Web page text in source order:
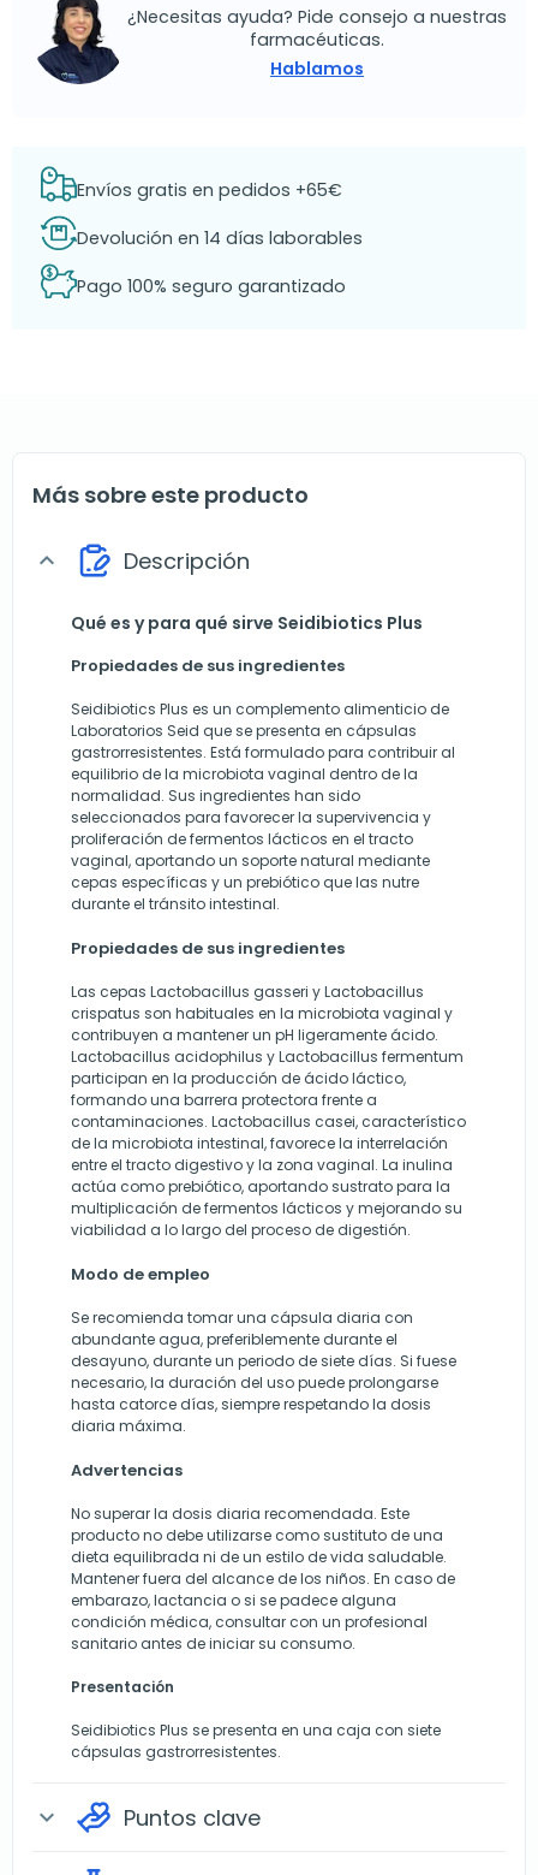
¿Necesitas ayuda? Pide consejo a nuestras
farmacéuticas.
Hablamos
Envíos gratis en pedidos +65€
Devolución en 14 días laborables
Pago 100% seguro garantizado
Más sobre este producto
expand_more Descripción
Qué es y para qué sirve Seidibiotics Plus
Propiedades de sus ingredientes
Seidibiotics Plus es un complemento alimenticio de
Laboratorios Seid que se presenta en cápsulas
gastrorresistentes. Está formulado para contribuir al
equilibrio de la microbiota vaginal dentro de la
normalidad. Sus ingredientes han sido
seleccionados para favorecer la supervivencia y
proliferación de fermentos lácticos en el tracto
vaginal, aportando un soporte natural mediante
cepas específicas y un prebiótico que las nutre
durante el tránsito intestinal.
Propiedades de sus ingredientes
Las cepas Lactobacillus gasseri y Lactobacillus
crispatus son habituales en la microbiota vaginal y
contribuyen a mantener un pH ligeramente ácido.
Lactobacillus acidophilus y Lactobacillus fermentum
participan en la producción de ácido láctico,
formando una barrera protectora frente a
contaminaciones. Lactobacillus casei, característico
de la microbiota intestinal, favorece la interrelación
entre el tracto digestivo y la zona vaginal. La inulina
actúa como prebiótico, aportando sustrato para la
multiplicación de fermentos lácticos y mejorando su
viabilidad a lo largo del proceso de digestión.
Modo de empleo
Se recomienda tomar una cápsula diaria con
abundante agua, preferiblemente durante el
desayuno, durante un periodo de siete días. Si fuese
necesario, la duración del uso puede prolongarse
hasta catorce días, siempre respetando la dosis
diaria máxima.
Advertencias
No superar la dosis diaria recomendada. Este
producto no debe utilizarse como sustituto de una
dieta equilibrada ni de un estilo de vida saludable.
Mantener fuera del alcance de los niños. En caso de
embarazo, lactancia o si se padece alguna
condición médica, consultar con un profesional
sanitario antes de iniciar su consumo.
Presentación
Seidibiotics Plus se presenta en una caja con siete
cápsulas gastrorresistentes.
expand_more Puntos clave